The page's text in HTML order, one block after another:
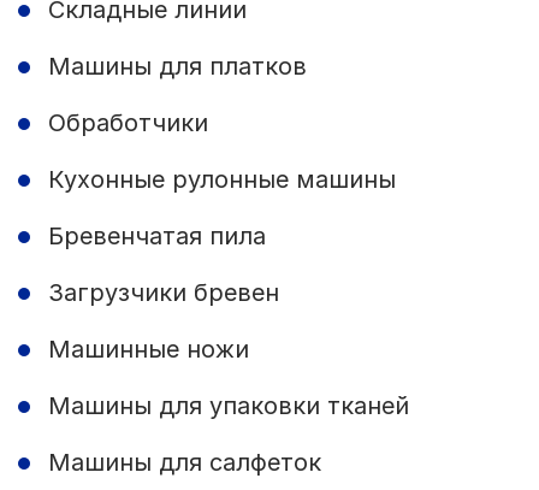
Складные линии
Машины для платков
Обработчики
Кухонные рулонные машины
Бревенчатая пила
Загрузчики бревен
Машинные ножи
Машины для упаковки тканей
Машины для салфеток